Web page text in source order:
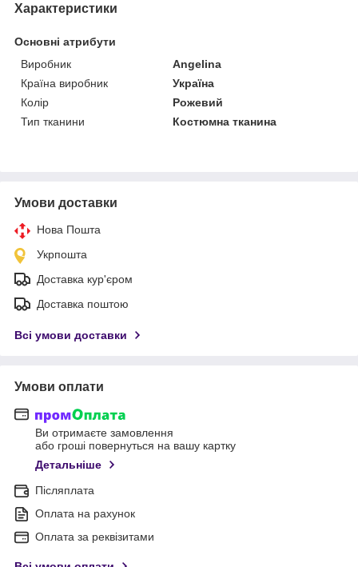
Характеристики
Основні атрибути
Виробник
Angelina
Країна виробник
Україна
Колір
Рожевий
Тип тканини
Костюмна тканина
Умови доставки
Нова Пошта
Укрпошта
Доставка кур'єром
Доставка поштою
Всі умови доставки
Умови оплати
Ви отримаєте замовлення
або гроші повернуться на вашу картку
Детальніше
Післяплата
Оплата на рахунок
Оплата за реквізитами